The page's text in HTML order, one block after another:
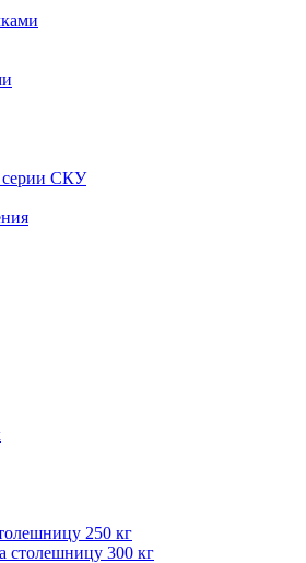
серии СКУ
250 кг
300 кг